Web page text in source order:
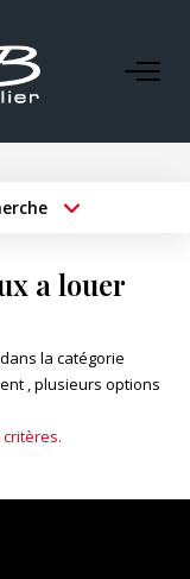
Plus de critères
a louer
la catégorie
, plusieurs options